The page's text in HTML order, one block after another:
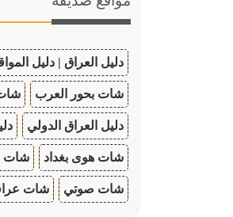
دليل العراق | دليل
شات بحور العرب
دليل العراق الدولي
شات هوى بغداد شات
شات صوتي شات